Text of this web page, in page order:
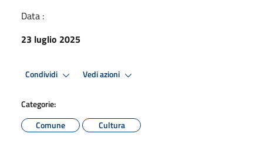
Data :
23 luglio 2025
Condividi Vedi azioni
Categorie:
Comune
Cultura